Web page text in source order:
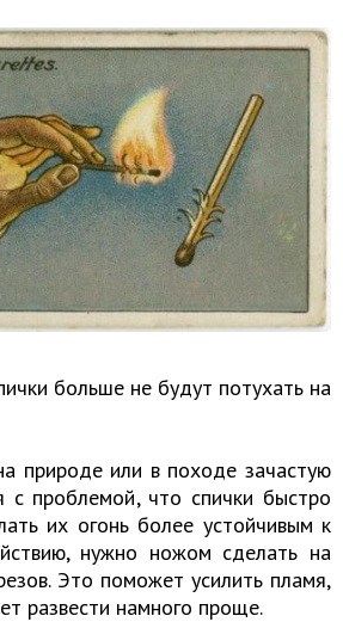
больше не будут потухать на
природе или в походе зачастую
с проблемой, что спички быстро
их огонь более устойчивым к
нужно ножом сделать на
Это поможет усилить пламя,
развести намного проще.